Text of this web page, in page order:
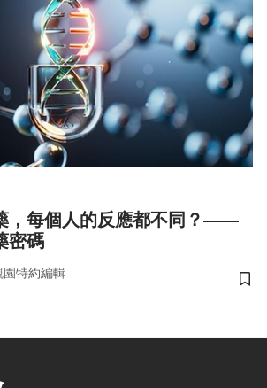
，每個人的反應都不同？——
密碼
園特約編輯
儲